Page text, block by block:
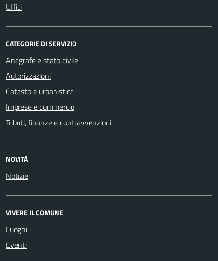
Uffici
CATEGORIE DI SERVIZIO
Anagrafe e stato civile
Autorizzazioni
Catasto e urbanistica
Imprese e commercio
Tributi, finanze e contravvenzioni
NOVITÀ
Notizie
VIVERE IL COMUNE
Luoghi
Eventi